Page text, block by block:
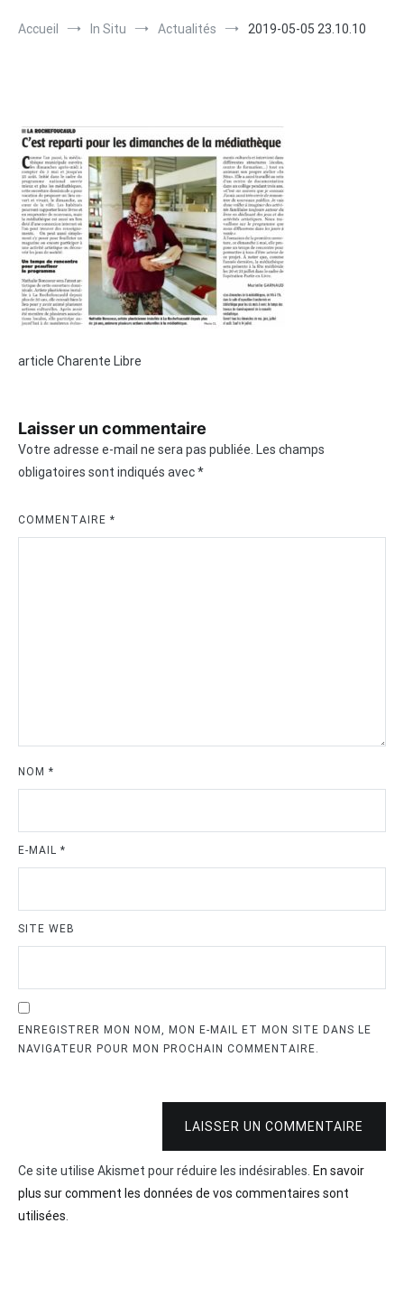
Accueil In Situ Actualités 2019-05-05 23.10.10
article Charente Libre
Laisser un commentaire
Votre adresse e-mail ne sera pas publiée. Les champs
obligatoires sont indiqués avec*
COMMENTAIRE *
NOM *
E-MAIL *
SITE WEB
ENREGISTRER MON NOM, MON E-MAIL ET MON SITE DANS LE
NAVIGATEUR POUR MON PROCHAIN COMMENTAIRE.
LAISSER UN COMMENTAIRE
Ce site utilise Akismet pour réduire les indésirables. En savoir
plus sur comment les données de vos commentaires sont
utilisées